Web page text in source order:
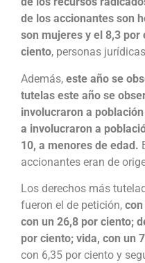
de los accionantes son
son mujeres y el 8,3
ciento, personas
Además, este año se
tutelas este año se
involucraron a
a involucraron a
10, a menores de edad.
accionantes eran de
Los derechos más
fueron el de petición,
con un 26,8 por ciento;
por ciento; vida, con un
con 6,35 por ciento y